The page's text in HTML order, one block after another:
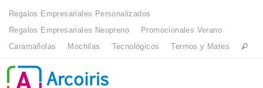
Regalos Empresariales Personalizados
Regalos Empresariales Neopreno
Promocionales Verano
Caramañolas
Mochilas Tecnológicos Termos y Mates